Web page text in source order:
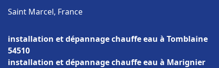
Saint Marcel, France
installation et dépannage chauffe eau à Tomblaine
54510
installation et dépannage chauffe eau à Marignier